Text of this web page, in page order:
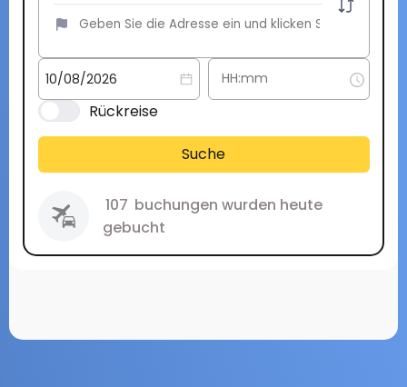
Rückreise
Suche
107 buchungen wurden heute
gebucht